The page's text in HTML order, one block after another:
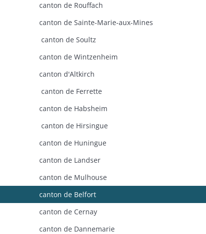
canton de Rouffach
canton de Sainte-Marie-aux-Mines
canton de Soultz
canton de Wintzenheim
canton d'Altkirch
canton de Ferrette
canton de Habsheim
canton de Hirsingue
canton de Huningue
canton de Landser
canton de Mulhouse
canton de Belfort
canton de Cernay
canton de Dannemarie